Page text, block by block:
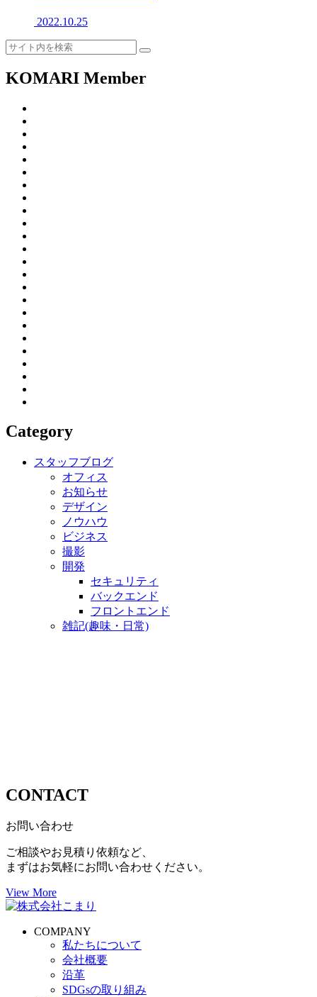
2022.10.25
KOMARI Member
Category
スタッフブログ
オフィス
お知らせ
デザイン
ノウハウ
ビジネス
撮影
開発
セキュリティ
バックエンド
フロントエンド
雑記(趣味・日常)
CONTACT
お問い合わせ
ご相談やお見積り依頼など、
まずはお気軽にお問い合わせください。
View More
COMPANY
私たちについて
会社概要
沿革
SDGsの取り組み